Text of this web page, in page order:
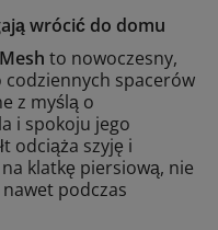
wrócić do domu
to nowoczesny,
spacerów
z myślą o
i spokoju jego
odciąża szyję i
klatkę piersiową, nie
podczas